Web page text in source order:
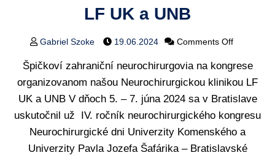
LF UK a UNB
Gabriel Szoke 19.06.2024 Comments Off
Špičkoví zahraniční neurochirurgovia na kongrese
organizovanom našou Neurochirurgickou klinikou LF
UK a UNB V dňoch 5. – 7. júna 2024 sa v Bratislave
uskutočnil už IV. ročník neurochirurgického kongresu
Neurochirurgické dni Univerzity Komenského a
Univerzity Pavla Jozefa Šafárika – Bratislavské